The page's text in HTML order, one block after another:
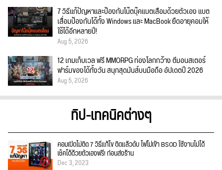
7 วิธีแก้ปัญหาและป้องกันโน๊ตบุ๊คแบตเสื่อมด้วยตัวเอง แบต
เสื่อมป้องกันได้ทั้ง Windows และ MacBook ยืดอายุคอมให้
ใช้ได้อีกหลายปี!
Aug 5, 2026
12 เกมเก็บเวล ฟรี MMORPG ท่องโลกกว้าง ตีมอนสเตอร์
ฟาร์มของได้ทั้งวัน สนุกสุดมันส์บนมือถือ อัปเดตปี 2026
Aug 5, 2026
ทิป-เทคนิคต่างๆ
คอมเปิดไม่ติด 7 วิธีแก้ไข ติดแล้วดับ ไฟไม่เข้า BSOD ใช้งานไม่ได้
เช็คได้ด้วยตัวเองฟรี! ก่อนส่งร้าน
Dec 3, 2023